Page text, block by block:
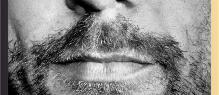
קרדיט תמונות: David Goehring